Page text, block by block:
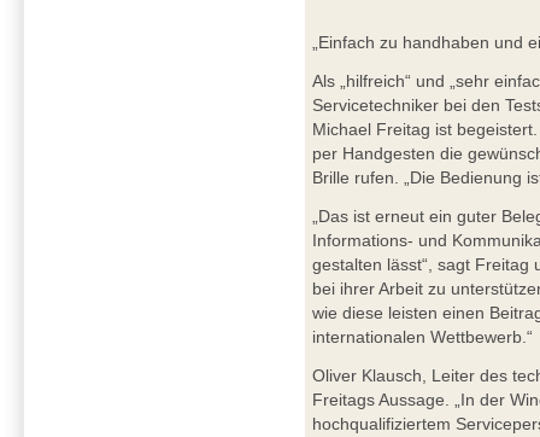
„Einfach zu handhaben und
Als „hilfreich“ und „sehr
Servicetechniker bei den
Michael Freitag ist
per Handgesten die
Brille rufen. „Die Bedienung
„Das ist erneut ein guter
Informations- und
gestalten lässt“, sagt Freitag
bei ihrer Arbeit zu
wie diese leisten einen
internationalen Wettbewerb.“
Oliver Klausch, Leiter des
Freitags Aussage. „In der
hochqualifiziertem